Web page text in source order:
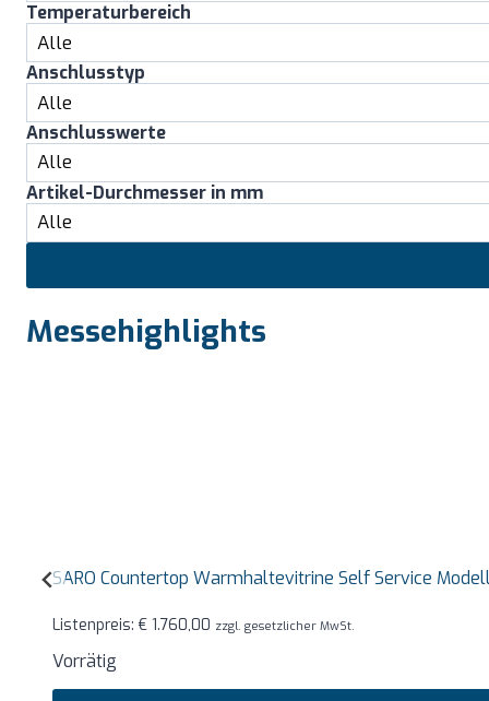
Temperaturbereich
Anschlusstyp
Anschlusswerte
Artikel-Durchmesser in mm
Messehighlights
SARO Countertop Warmhaltevitrine Self Service
Listenpreis: € 1.760,00 zzgl. gesetzlicher MwSt.
Vorrätig